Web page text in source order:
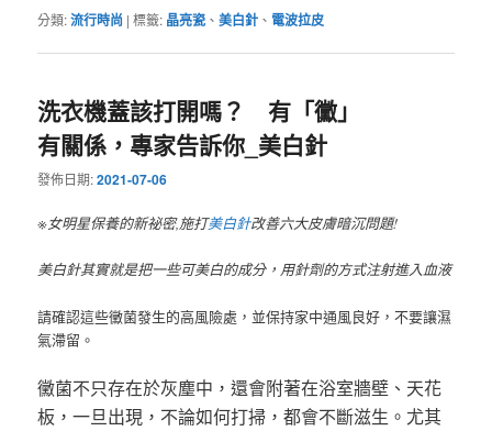
分類:流行時尚 |標籤: 晶亮瓷 、美白針 、 電波拉皮
洗衣機蓋該打開嗎？ 有「黴」
有關係，專家告訴你_美白針
發佈日期:2021-07-06
※女明星保養的新祕密,施打美白針改善六大皮膚暗沉問題!
美白針其實就是把一些可美白的成分，用針劑的方式注射進入血液
請確認這些黴菌發生的高風險處，並保持家中通風良好，不要讓濕
氣滯留。
黴菌不只存在於灰塵中，還會附著在浴室牆壁、天花
板，一旦出現，不論如何打掃，都會不斷滋生。尤其